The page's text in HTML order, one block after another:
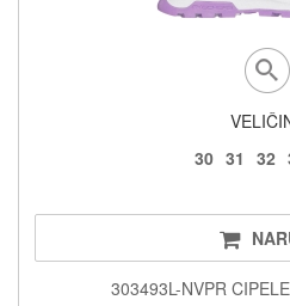
30 31 32
303493L-NVPR